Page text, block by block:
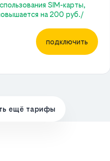
SIM-карты,
на 200 руб./
подключить
ещё тарифы